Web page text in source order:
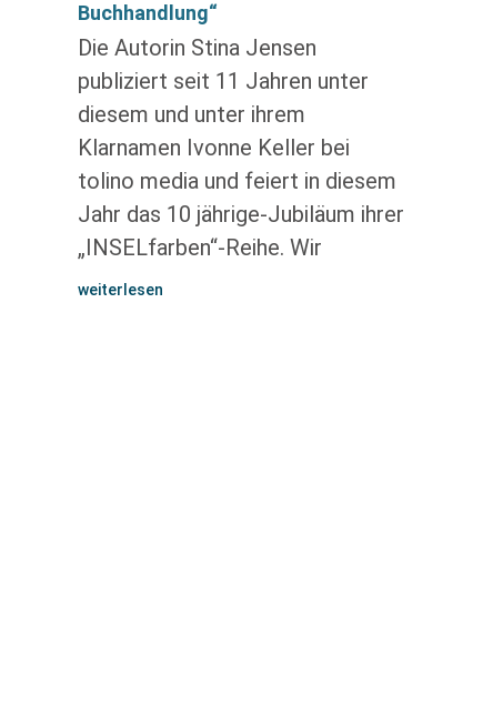
Buchhandlung“
Die Autorin Stina Jensen
publiziert seit 11 Jahren unter
diesem und unter ihrem
Klarnamen Ivonne Keller bei
tolino media und feiert in diesem
Jahr das 10 jährige-Jubiläum ihrer
„INSELfarben“-Reihe. Wir
weiterlesen